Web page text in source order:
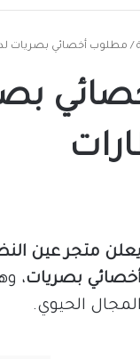
/ مطلوب أخصائي بصريات
يعلن متجر عين
أخصائي بصريات،
المجال الحيوي.